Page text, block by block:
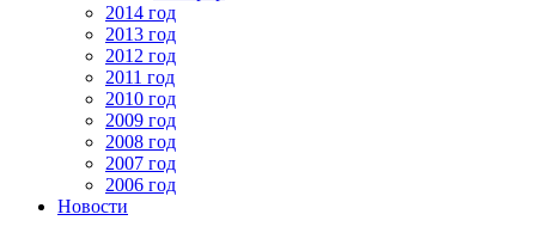
2014 год
2013 год
2012 год
2011 год
2010 год
2009 год
2008 год
2007 год
2006 год
Новости